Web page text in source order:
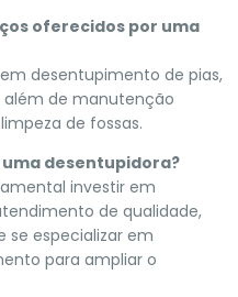
oferecidos por uma
desentupimento de pias,
além de manutenção
de fossas.
desentupidora?
investir em
de qualidade,
especializar em
para ampliar o